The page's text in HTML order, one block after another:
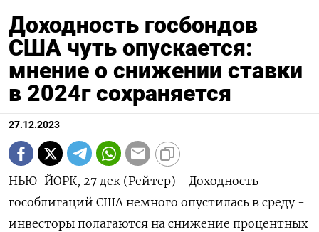
Доходность госбондов
США чуть опускается:
мнение о снижении ставки
в 2024г сохраняется
27.12.2023
НЬЮ-ЙОРК, 27 дек (Рейтер) - Доходность
гособлигаций США немного опустилась в среду -
инвесторы полагаются на снижение процентных